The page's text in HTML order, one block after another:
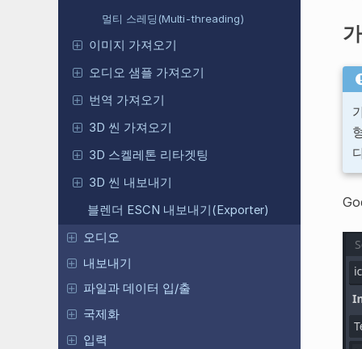
멀티 스레딩(Multi-threading)
이미지 가져오기
오디오 샘플 가져오기
번역 가져오기
3D 씬 가져오기
3D 스켈레톤 리타겟팅
3D 씬 내보내기
블렌더 ESCN 내보내기(Exporter)
오디오
내보내기
파일과 데이터 입/출
국제화
입력